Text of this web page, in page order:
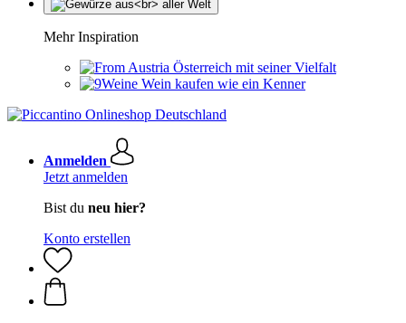
Mehr Inspiration
Österreich mit seiner Vielfalt
Wein kaufen wie ein Kenner
Anmelden
Jetzt anmelden
Bist du neu hier?
Konto erstellen